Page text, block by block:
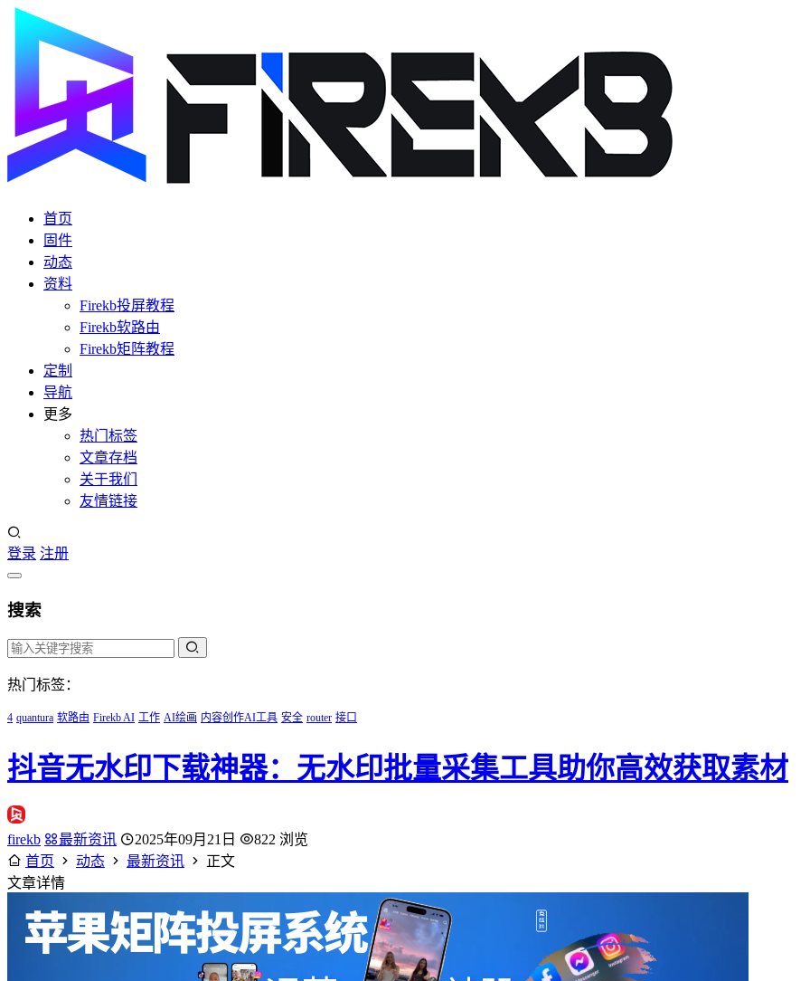
首页
固件
动态
资料
Firekb投屏教程
Firekb软路由
Firekb矩阵教程
定制
导航
更多
热门标签
文章存档
关于我们
友情链接
登录 注册
搜索
热门标签：
4 quantura 软路由 Firekb AI 工作 AI绘画 内容创作AI工具 安全 router 接口
抖音无水印下载神器：无水印批量采集工具助你高效获取素材
firekb 最新资讯 2025年09月21日
822 浏览
首页
动态 最新资讯
正文
文章详情